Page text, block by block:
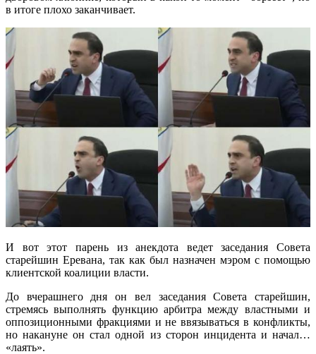
в итоге плохо заканчивает.
И вот этот парень из анекдота ведет заседания Совета
старейшин Еревана, так как был назначен мэром с помощью
клиентской коалиции власти.
До вчерашнего дня он вел заседания Совета старейшин,
стремясь выполнять функцию арбитра между властными и
оппозиционными фракциями и не ввязываться в конфликты,
но накануне он стал одной из сторон инцидента и начал…
«лаять».